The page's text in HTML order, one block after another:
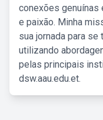
conexões genuínas
e paixão. Minha
sua jornada para se
utilizando
pelas principais
dsw.aau.edu.et.